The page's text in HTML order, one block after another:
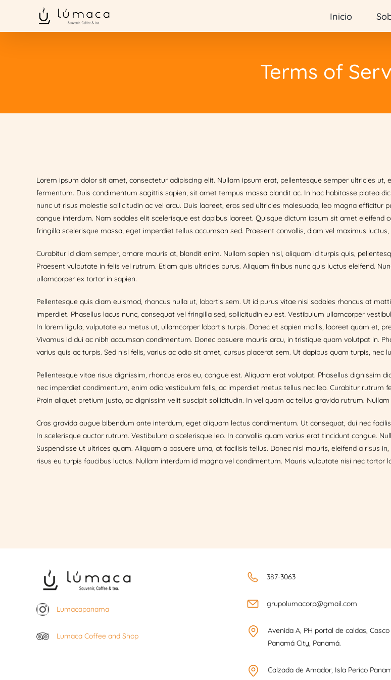
contenido
Inicio
Terms of
Lorem ipsum dolor sit amet, consectetur adipiscing elit. Nullam ipsum erat, pellentesque semper ultricies
fermentum. Duis condimentum sagittis sapien, sit amet tempus massa blandit ac. In hac habitasse platea
nunc ut risus molestie sollicitudin ac vel arcu. Duis laoreet, eros sed ultricies malesuada, leo magna efficitur
congue interdum. Nam sodales elit scelerisque est dapibus laoreet. Quisque dictum ipsum sit amet
fringilla scelerisque massa, eget imperdiet tellus accumsan sed. Praesent convallis, diam vel maximus
Curabitur id diam semper, ornare mauris at, blandit enim. Nullam sapien nisl, aliquam id turpis quis,
Praesent vulputate in felis vel rutrum. Etiam quis ultricies purus. Aliquam finibus nunc quis luctus eleifend.
ullamcorper ex tortor in sapien.
Pellentesque quis diam euismod, rhoncus nulla ut, lobortis sem. Ut id purus vitae nisi sodales rhoncus at
imperdiet. Phasellus lacus nunc, consequat vel fringilla sed, sollicitudin eu est. Vestibulum ullamcorper
In lorem ligula, vulputate eu metus ut, ullamcorper lobortis turpis. Donec et sapien mollis, laoreet quam et,
Vivamus id dui ac nibh accumsan condimentum. Donec posuere mauris arcu, in tristique quam volutpat in.
varius quis ac turpis. Sed nisl felis, varius ac odio sit amet, cursus placerat sem. Ut dapibus quam turpis,
Pellentesque vitae risus dignissim, rhoncus eros eu, congue est. Aliquam erat volutpat. Phasellus dignissim
nec imperdiet condimentum, enim odio vestibulum felis, ac imperdiet metus tellus nec leo. Curabitur
Proin aliquet pretium justo, ac dignissim velit suscipit sollicitudin. In vel quam ac tellus gravida rutrum.
Cras gravida augue bibendum ante interdum, eget aliquam lectus condimentum. Ut consequat, dui nec
In scelerisque auctor rutrum. Vestibulum a scelerisque leo. In convallis quam varius erat tincidunt congue.
Suspendisse ut ultrices quam. Aliquam a posuere urna, at facilisis tellus. Donec nisl mauris, eleifend a risus
risus eu turpis faucibus luctus. Nullam interdum id magna vel condimentum. Mauris vulputate nisi nec tortor
Lumacapanama
Lumaca Coffee and Shop
387-3063
grupolumacorp@gmail.com
Avenida A, PH portal de caldas,
Panamá City, Panamá.
Calzada de Amador, Isla Perico